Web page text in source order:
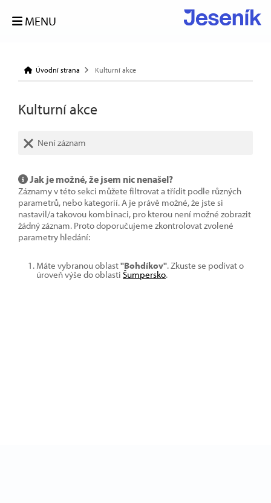
MENU
Úvodní strana Kulturní akce
Kulturní akce
Není záznam
Jak je možné, že jsem nic nenašel?
Záznamy v této sekci můžete filtrovat a třídit podle různých
parametrů, nebo kategorií. A je právě možné, že jste si
nastavil/a takovou kombinaci, pro kterou není možné zobrazit
žádný záznam. Proto doporučujeme zkontrolovat zvolené
parametry hledání:
Máte vybranou oblast"Bohdíkov". Zkuste se podívat o
úroveň výše do oblasti Šumpersko.